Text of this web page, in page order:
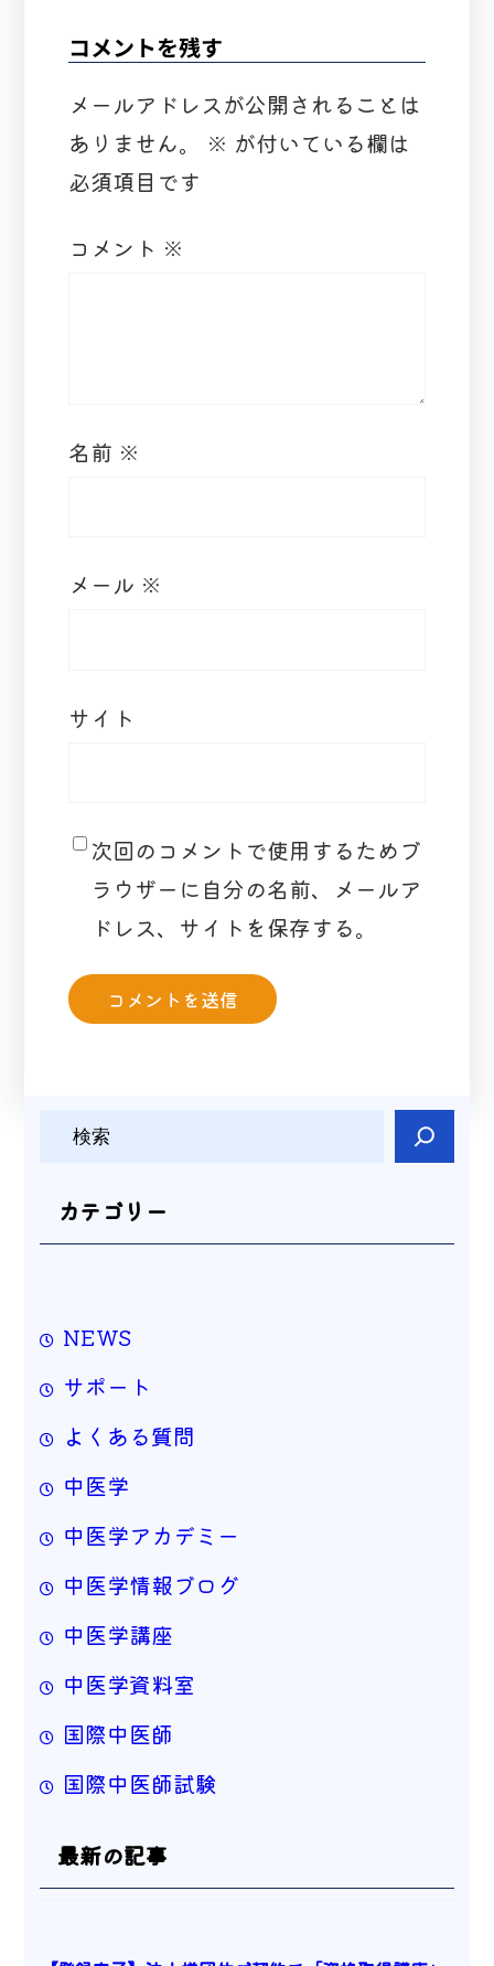
コメントを残す
メールアドレスが公開されることは
ありません。
※ が付いている欄は
必須項目です
コメント ※
名前 ※
メール ※
サイト
次回のコメントで使用するためブ
ラウザーに自分の名前、メールア
ドレス、サイトを保存する。
カテゴリー
NEWS
サポート
よくある質問
中医学
中医学アカデミー
中医学情報ブログ
中医学講座
中医学資料室
国際中医師
国際中医師試験
最新の記事